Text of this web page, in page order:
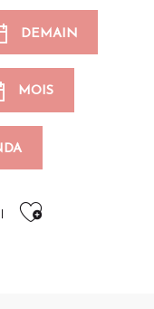
DEMAIN
MOIS
Ajouter